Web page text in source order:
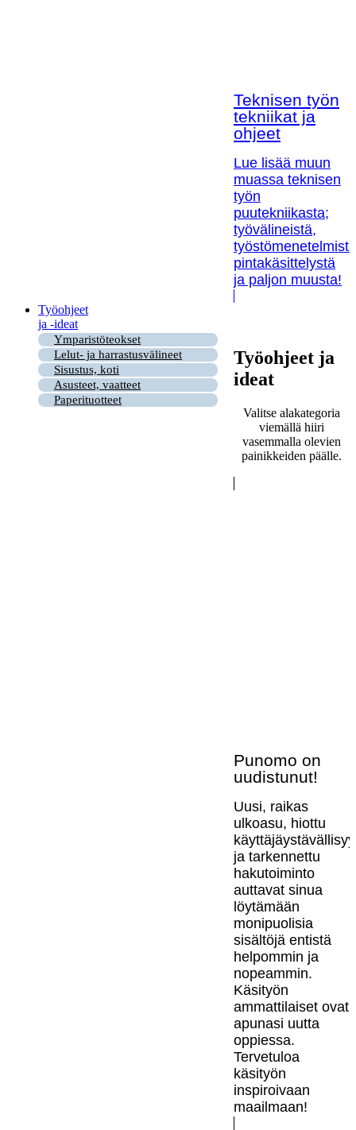
Teknisen työn
tekniikat ja
ohjeet
Lue lisää muun
muassa teknisen
työn
puutekniikasta;
työvälineistä,
pintakäsittelystä
ja paljon muusta!
Työohjeet
ja -ideat
Ymparistöteokset
Lelut- ja harrastusvälineet
Sisustus, koti
Asusteet, vaatteet
Paperituotteet
Työohjeet ja
ideat
Valitse alakategoria
viemällä hiiri
vasemmalla olevien
painikkeiden päälle.
Punomo on
uudistunut!
Uusi, raikas
ulkoasu, hiottu
ja tarkennettu
hakutoiminto
auttavat sinua
löytämään
monipuolisia
sisältöjä entistä
helpommin ja
nopeammin.
Käsityön
ammattilaiset ovat
apunasi uutta
oppiessa.
Tervetuloa
käsityön
inspiroivaan
maailmaan!